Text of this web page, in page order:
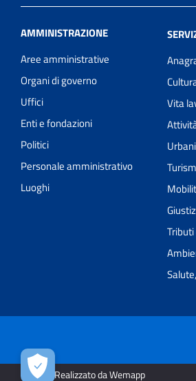
AMMINISTRAZIONE
Aree amministrative
Organi di governo
Uffici
Enti e fondazioni
Politici
Personale amministrativo
Luoghi
Vita
2026 | Realizzato da Wemapp